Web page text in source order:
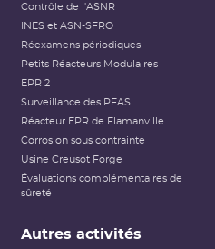
Contrôle de l'ASNR
INES et ASN-SFRO
Réexamens périodiques
Petits Réacteurs Modulaires
EPR 2
Surveillance des PFAS
Réacteur EPR de Flamanville
Corrosion sous contrainte
Usine Creusot Forge
Évaluations complémentaires de
sûreté
Autres activités